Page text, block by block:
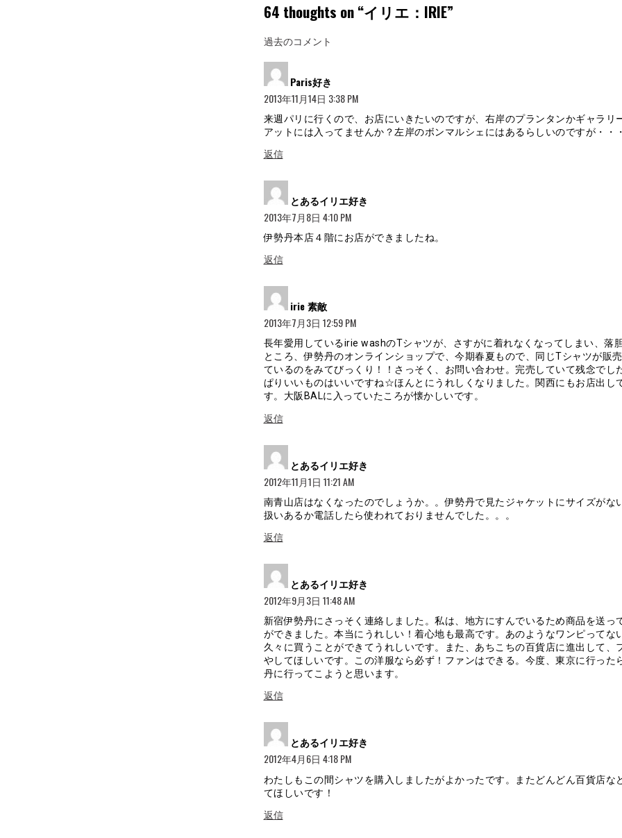
64 thoughts on “イリエ：IRIE”
コ
メ
ン
ト
ナ
ビ
ゲ
ー
シ
ョ
ン
過去のコメント
Paris好き
2013年11月14日 3:38 PM
来週パリに行くので、お店にいきたいのですが、右岸のプランタンかギャラリ
アットには入ってませんか？左岸のボンマルシェにはあるらしいのですが・・・
返信
とあるイリエ好き
2013年7月8日 4:10 PM
伊勢丹本店４階にお店ができましたね。
返信
irie 素敵り:
2013年7月3日 12:59 PM
長年愛用しているirie washのTシャツが、さすがに着れなくなってしまい、落
ところ、伊勢丹のオンラインショップで、今期春夏もので、同じTシャツが販
ているのをみてびっくり！！さっそく、お問い合わせ。完売していて残念でし
ぱりいいものはいいですね☆ほんとにうれしくなりました。関西にもお店出し
す。大阪BALに入っていたころが懐かしいです。
返信
とあるイリエ好き
2012年11月1日 11:21 AM
南青山店はなくなったのでしょうか。。伊勢丹で見たジャケットにサイズがな
扱いあるか電話したら使われておりませんでした。。。
返信
とあるイリエ好き
2012年9月3日 11:48 AM
新宿伊勢丹にさっそく連絡しました。私は、地方にすんでいるため商品を送っ
ができました。本当にうれしい！着心地も最高です。あのようなワンピってな
久々に買うことができてうれしいです。また、あちこちの百貨店に進出して、
やしてほしいです。この洋服なら必ず！ファンはできる。今度、東京に行った
丹に行ってこようと思います。
返信
とあるイリエ好き
2012年4月6日 4:18 PM
わたしもこの間シャツを購入しましたがよかったです。またどんどん百貨店な
てほしいです！
返信